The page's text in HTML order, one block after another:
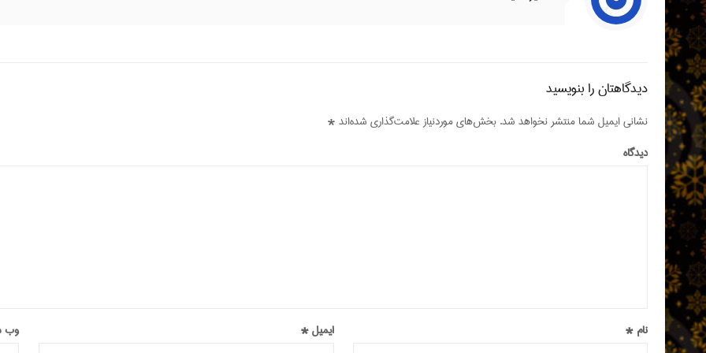
دیدگاهتان را بنویسید
نشانی ایمیل شما منتشر نخواهد شد.بخش‌های موردنیاز علامت‌گذاری شده‌اند*
دیدگاه
نام* ایمیل* وب‌